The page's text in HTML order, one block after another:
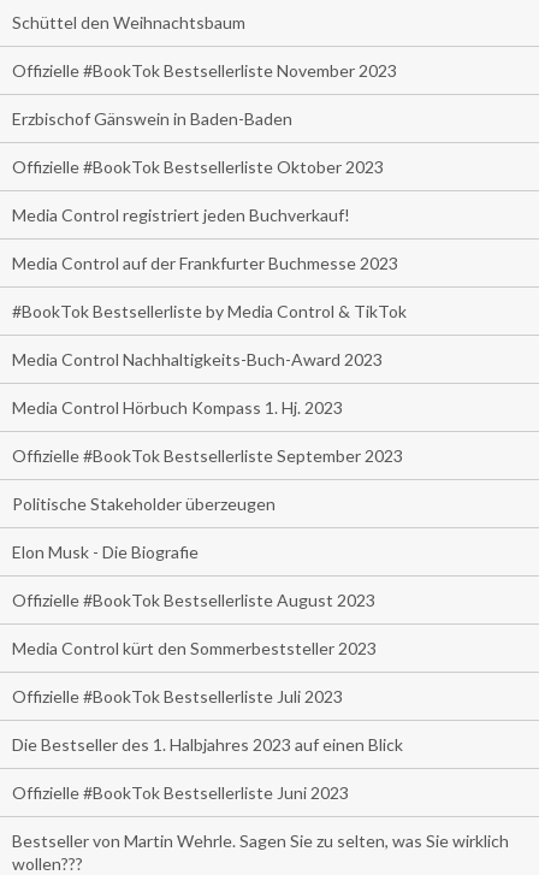
Schüttel den Weihnachtsbaum
Offizielle #BookTok Bestsellerliste November 2023
Erzbischof Gänswein in Baden-Baden
Offizielle #BookTok Bestsellerliste Oktober 2023
Media Control registriert jeden Buchverkauf!
Media Control auf der Frankfurter Buchmesse 2023
#BookTok Bestsellerliste by Media Control & TikTok
Media Control Nachhaltigkeits-Buch-Award 2023
Media Control Hörbuch Kompass 1. Hj. 2023
Offizielle #BookTok Bestsellerliste September 2023
Politische Stakeholder überzeugen
Elon Musk - Die Biografie
Offizielle #BookTok Bestsellerliste August 2023
Media Control kürt den Sommerbeststeller 2023
Offizielle #BookTok Bestsellerliste Juli 2023
Die Bestseller des 1. Halbjahres 2023 auf einen Blick
Offizielle #BookTok Bestsellerliste Juni 2023
Bestseller von Martin Wehrle. Sagen Sie zu selten, was Sie wirklich
wollen???